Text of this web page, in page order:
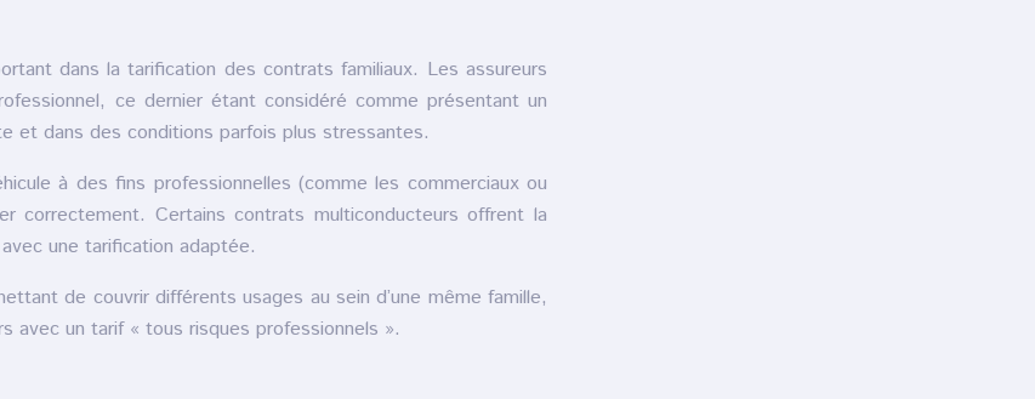
dans la tarification des contrats familiaux. Les assureurs
ce dernier étant considéré comme présentant un
et dans des conditions parfois plus stressantes.
à des fins professionnelles (comme les commerciaux ou
correctement. Certains contrats multiconducteurs offrent la
une tarification adaptée.
de couvrir différents usages au sein d’une même famille,
avec un tarif « tous risques professionnels ».